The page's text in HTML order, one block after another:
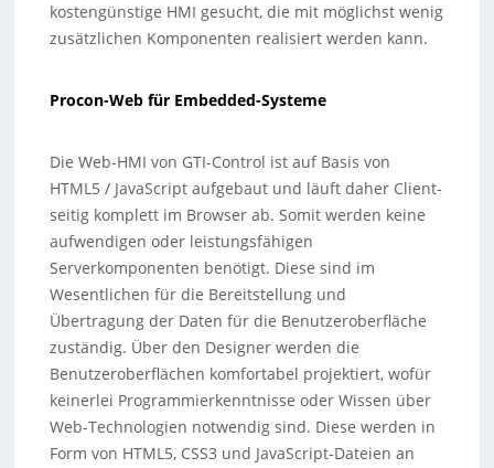
kostengünstige HMI gesucht, die mit möglichst wenig
zusätzlichen Komponenten realisiert werden kann.
Procon-Web für Embedded-Systeme
Die Web-HMI von GTI-Control ist auf Basis von
HTML5 / JavaScript aufgebaut und läuft daher Client-
seitig komplett im Browser ab. Somit werden keine
aufwendigen oder leistungsfähigen
Serverkomponenten benötigt. Diese sind im
Wesentlichen für die Bereitstellung und
Übertragung der Daten für die Benutzeroberfläche
zuständig. Über den Designer werden die
Benutzeroberflächen komfortabel projektiert, wofür
keinerlei Programmierkenntnisse oder Wissen über
Web-Technologien notwendig sind. Diese werden in
Form von HTML5, CSS3 und JavaScript-Dateien an